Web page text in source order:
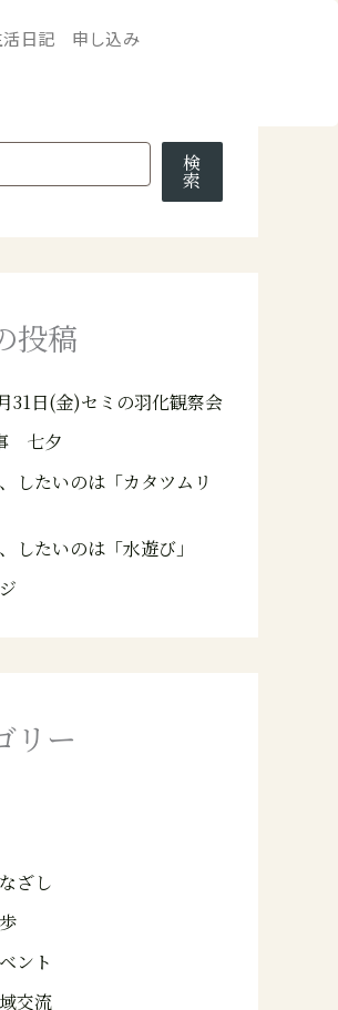
活日記 申し込み
検
索
投稿
31日(金)セミの羽化観察会
七夕
したいのは「カタツムリ
したいのは「水遊び」
リー
ざし
ント
交流